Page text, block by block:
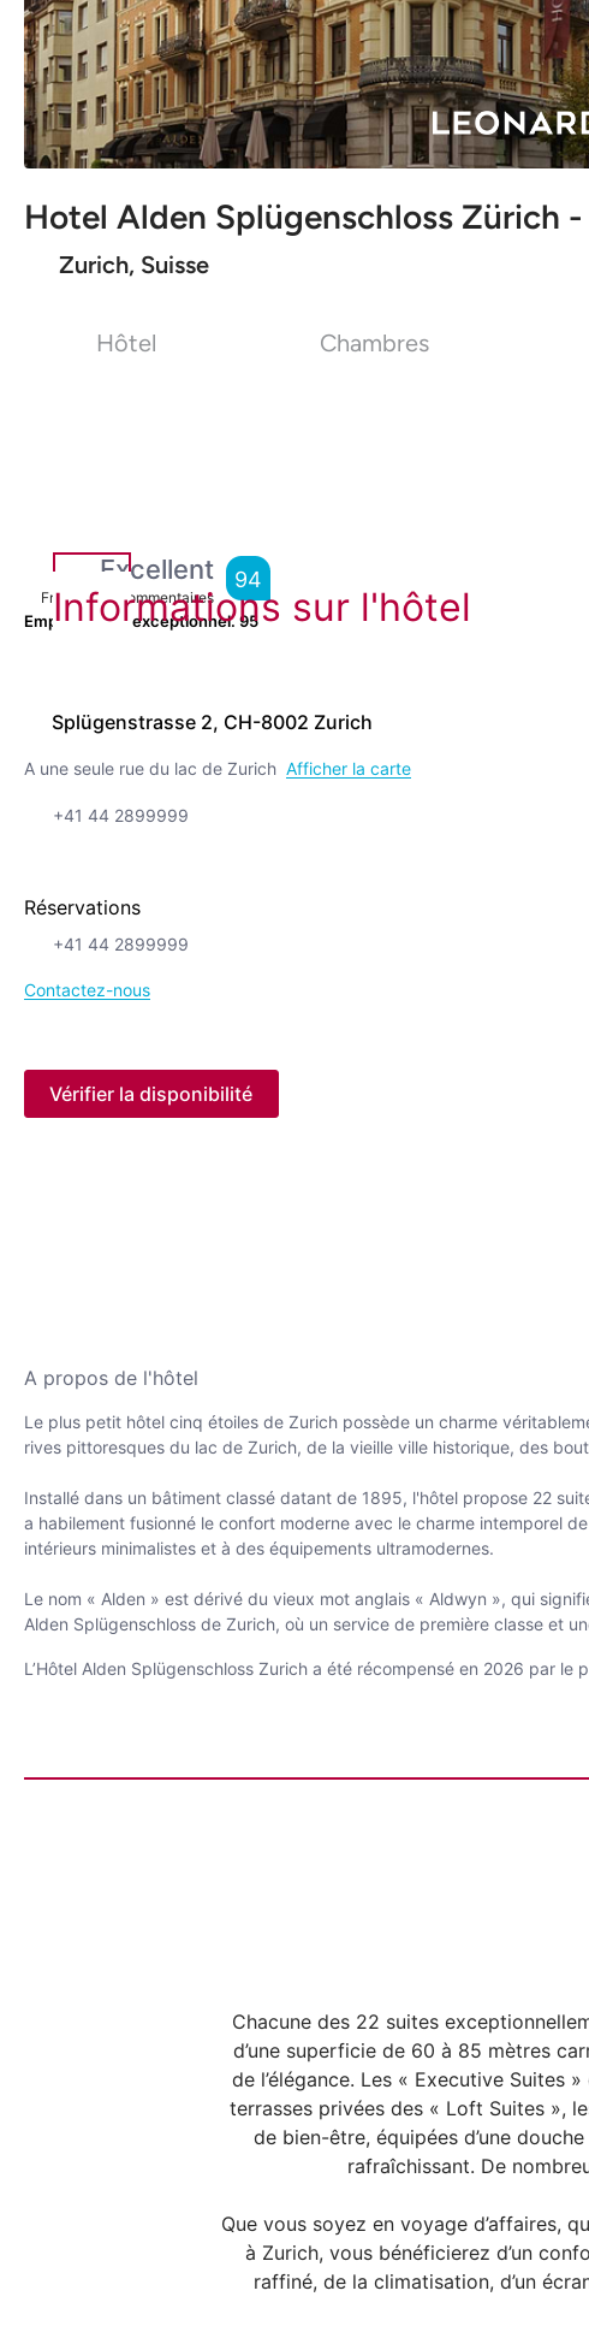
Hotel Alden Splügenschloss Zürich
Zurich, Suisse
Hôtel Chambres
Excellent
From1,019Commentaires
94
Emplacement exceptionnel.95
Informations sur l'hôtel
Splügenstrasse 2, CH-8002 Zurich
A une seule rue du lac de Zurich Afficher la carte
+41 44 2899999
Réservations
+41 44 2899999
Contactez-nous
Vérifier la disponibilité
A propos de l'hôtel
Le plus petit hôtel cinq étoiles de Zurich possède un charme
rives pittoresques du lac de Zurich, de la vieille ville historique, des
Installé dans un bâtiment classé datant de 1895, l'hôtel propose 22
a habilement fusionné le confort moderne avec le charme intemporel
intérieurs minimalistes et à des équipements ultramodernes.
Le nom « Alden » est dérivé du vieux mot anglais « Aldwyn », qui
Alden Splügenschloss de Zurich, où un service de première classe et
L’Hôtel Alden Splügenschloss Zurich a été récompensé en 2026 par
Chacune des 22 suites
d’une superficie de 60 à 85 mètres
de l’élégance. Les « Executive Suites
terrasses privées des « Loft Suites »,
de bien-être, équipées d’une
rafraîchissant. De
Que vous soyez en voyage d’affaires,
à Zurich, vous bénéficierez d’un
raffiné, de la climatisation, d’un